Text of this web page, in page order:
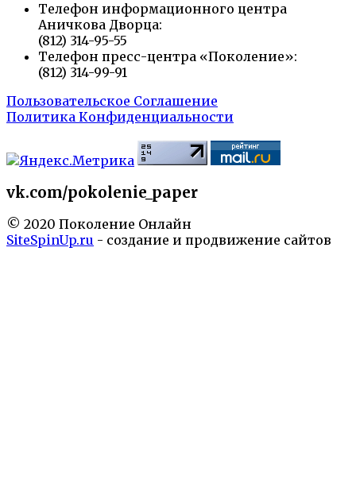
Телефон информационного центра
Аничкова Дворца:
(812) 314-95-55
Телефон пресс-центра «Поколение»:
(812) 314-99-91
Пользовательское Соглашение
Политика Конфиденциальности
vk.com/pokolenie_paper
© 2020 Поколение Онлайн
SiteSpinUp.ru - создание и продвижение сайтов